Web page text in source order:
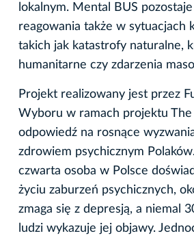
lokalnym. Mental BUS
reagowania także w sytuacjach
takich jak katastrofy naturalne,
humanitarne czy zdarzenia
Projekt realizowany jest przez
Wyboru w ramach projektu
odpowiedź na rosnące
zdrowiem psychicznym
czwarta osoba w Polsce
życiu zaburzeń psychicznych,
zmaga się z depresją, a niemal
ludzi wykazuje jej objawy.